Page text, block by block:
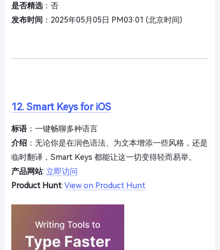
是否精选：否
发布时间 ：2025年05月05日 PM03:01 (北京时间)
12. Smart Keys for iOS
标语：一键畅聊多种语言
介绍 ：无论你是在润色语法、为文本增添一些风格，还是
临时翻译，Smart Keys 都能让这一切变得轻而易举。
产品网站: 立即访问
Product Hunt: View on Product Hunt